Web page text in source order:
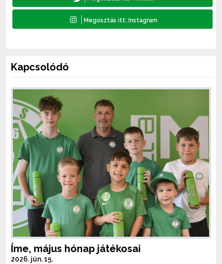
Kapcsolódó
Íme, május hónap játékosai
2026. jún. 15.